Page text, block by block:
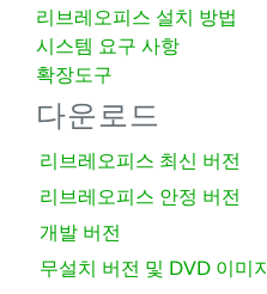
리브레오피스 설치 방법
시스템 요구 사항
확장도구
다운로드
리브레오피스 최신 버전
리브레오피스 안정 버전
개발 버전
무설치 버전 및 DVD 이미지